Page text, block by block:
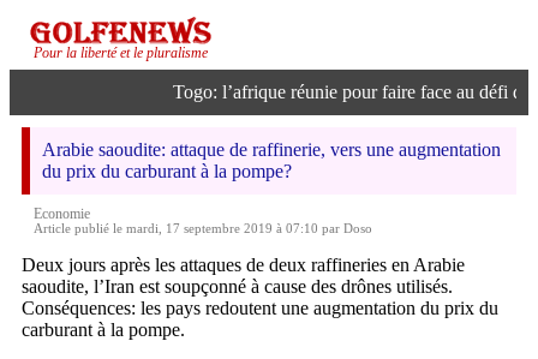
Pour la liberté et le pluralisme
Togo: l’afrique réunie pour faire face au défi
Arabie saoudite: attaque de raffinerie, vers une augmentation
du prix du carburant à la pompe?
Economie
Article publié le mardi, 17 septembre 2019 à 07:10 par Doso
Deux jours après les attaques de deux raffineries en Arabie
saoudite, l’Iran est soupçonné à cause des drônes utilisés.
Conséquences: les pays redoutent une augmentation du prix du
carburant à la pompe.